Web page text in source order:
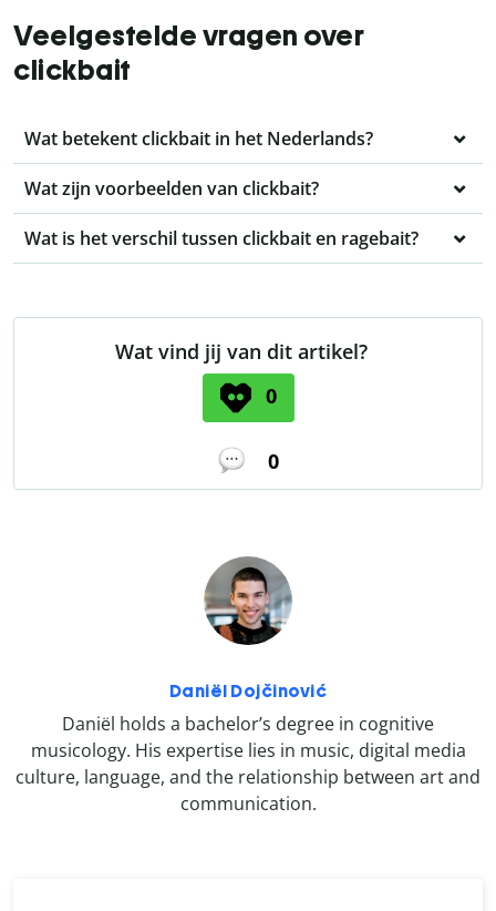
Veelgestelde vragen over
clickbait
Wat betekent clickbait in het Nederlands?
Wat zijn voorbeelden van clickbait?
Wat is het verschil tussen clickbait en ragebait?
Wat vind jij van dit artikel?
0
0
Daniël Dojčinović
Daniël holds a bachelor’s degree in cognitive
musicology. His expertise lies in music, digital media
culture, language, and the relationship between art and
communication.